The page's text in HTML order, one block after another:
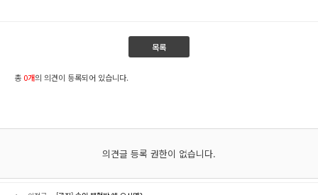
목록
총 0개의 의견이 등록되어 있습니다.
의견글 등록 권한이 없습니다.